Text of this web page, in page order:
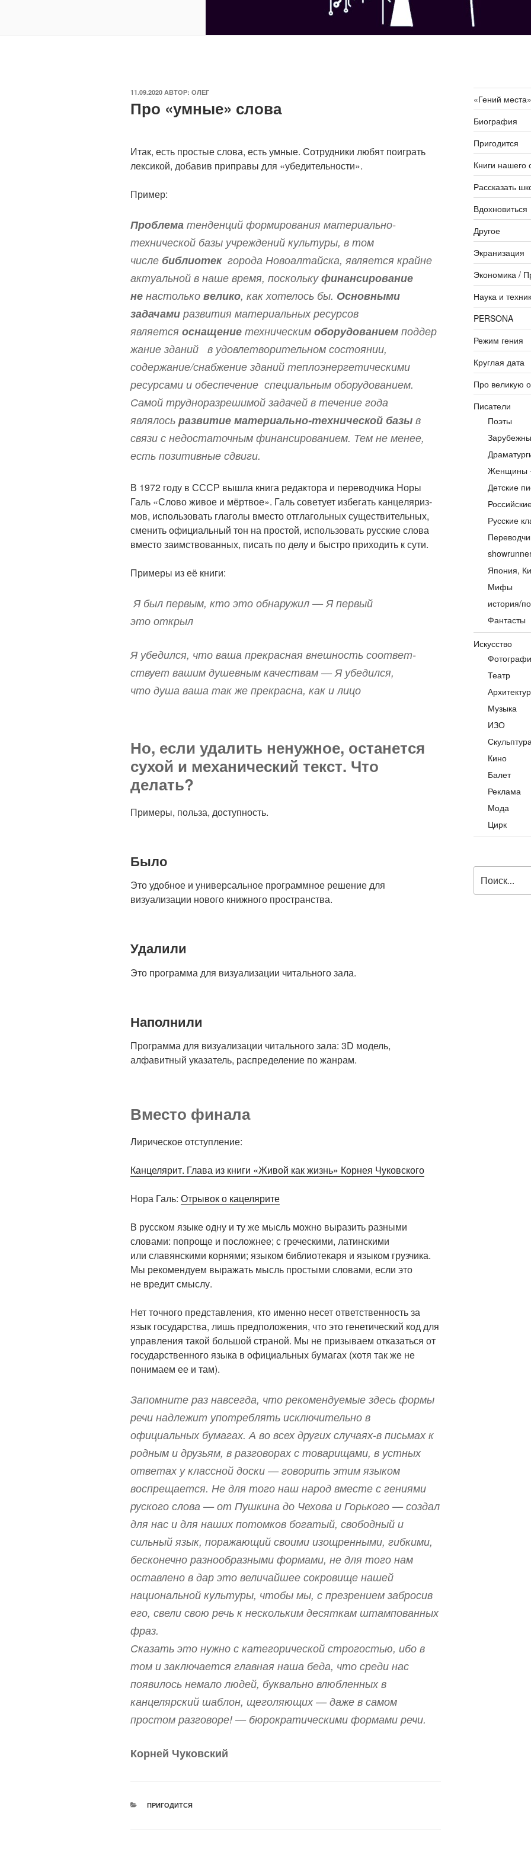
ОПУБЛИКОВАНО
11.09.2020 АВТОР: ОЛЕГ
Про «умные» слова
Итак, есть простые слова, есть умные. Сотрудники любят поиграть
лексикой, добавив приправы для «убедительности».
Пример:
Проблема тенденций формирования материально-
технической базы учреждений культуры, в том
числе библиотек города Новоалтайска, является крайне
актуальной в наше время, посколькуфинансирование
не настолько велико, как хотелось бы. Основными
задачами развития материальных ресурсов
является оснащение техническим оборудованием поддер
жание зданий в удовлетворительном состоянии,
содержание/снабжение зданий теплоэнергетическими
ресурсами и обеспечение специальным оборудованием.
Самой трудноразрешимой задачей в течение года
являлось развитие материально-технической базы в
связи с недостаточным финансированием. Тем не менее,
есть позитивные сдвиги.
В 1972 году в СССР вышла книга редак­тора и пере­вод­чика Норы
Галь «Слово живое и мёрт­вое». Галь сове­тует избе­гать кан­це­ля­риз­
мов, исполь­зо­вать гла­голы вме­сто отгла­голь­ных суще­стви­тель­ных,
сме­нить офи­ци­аль­ный тон на про­стой, исполь­зо­вать рус­ские слова
вме­сто заим­ство­ван­ных, писать по делу и быстро при­хо­дить к сути.
При­меры из её книги:
Я был пер­вым, кто это обнаружил — Я пер­вый
это открыл
Я убе­дился, что ваша пре­крас­ная внеш­ность соот­вет­
ствует вашим душев­ным качествам — Я убе­дился,
что душа ваша так же пре­красна, как и лицо
Но, если удалить ненужное, останется
сухой и механический текст. Что
делать?
Примеры, польза, доступность.
Было
Это удоб­ное и уни­вер­саль­ное про­грамм­ное реше­ние для
визуализации нового книжного пространства.
Удалили
Это про­грамма для визу­а­ли­за­ции читального зала.
Наполнили
Про­грамма для визу­а­ли­за­ции читального зала: 3D модель,
алфавитный указатель, распределение по жанрам.
Вместо финала
Лирическое отступление:
Канцелярит. Глава из книги «Живой как жизнь» Корнея Чуковского
Нора Галь: Отрывок о кацелярите
В русском языке одну и ту же мысль можно выразить разными
словами: попроще и посложнее; с греческими, латинскими
или славянскими корнями; языком библиотекаря и языком грузчика.
Мы рекомендуем выражать мысль простыми словами, если это
не вредит смыслу.
Нет точного представления, кто именно несет ответственность за
язык государства, лишь предположения, что это генетический код для
управления такой большой страной. Мы не призываем отказаться от
государственного языка в официальных бумагах (хотя так же не
понимаем ее и там).
Запомните раз навсегда, что рекомендуемые здесь формы
речи надлежит употреблять исключительно в
официальных бумагах. А во всех других случаях-в письмах к
родным и друзьям, в разговорах с товарищами, в устных
ответах у классной доски — говорить этим языком
воспрещается. Не для того наш народ вместе с гениями
руского слова — от Пушкина до Чехова и Горького — создал
для нас и для наших потомков богатый, свободный и
сильный язык, поражающий своими изощренными, гибкими,
бесконечно разнообразными формами, не для того нам
оставлено в дар это величайшее сокровище нашей
национальной культуры, чтобы мы, с презрением забросив
его, свели свою речь к нескольким десяткам штампованных
фраз.
Сказать это нужно с категорической строгостью, ибо в
том и заключается главная наша беда, что среди нас
появилось немало людей, буквально влюбленных в
канцелярский шаблон, щеголяющих — даже в самом
простом разговоре! — бюрократическими формами речи.
Корней Чуковский
РУБРИКИ
ПРИГОДИТСЯ
«Гений места»
Биография
Пригодится
Книги нашего
Рассказать
Вдохновиться
Другое
Экранизация
Экономика /
Наука и
PERSONA
Режим гения
Круглая дата
Про великую
Писатели
Поэты
Женщины
Детские
Русские
Япония,
Мифы
история/
Фантасты
Искусство
Театр
Музыка
ИЗО
Кино
Балет
Реклама
Мода
Цирк